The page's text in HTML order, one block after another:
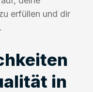
erfüllen und dir
in